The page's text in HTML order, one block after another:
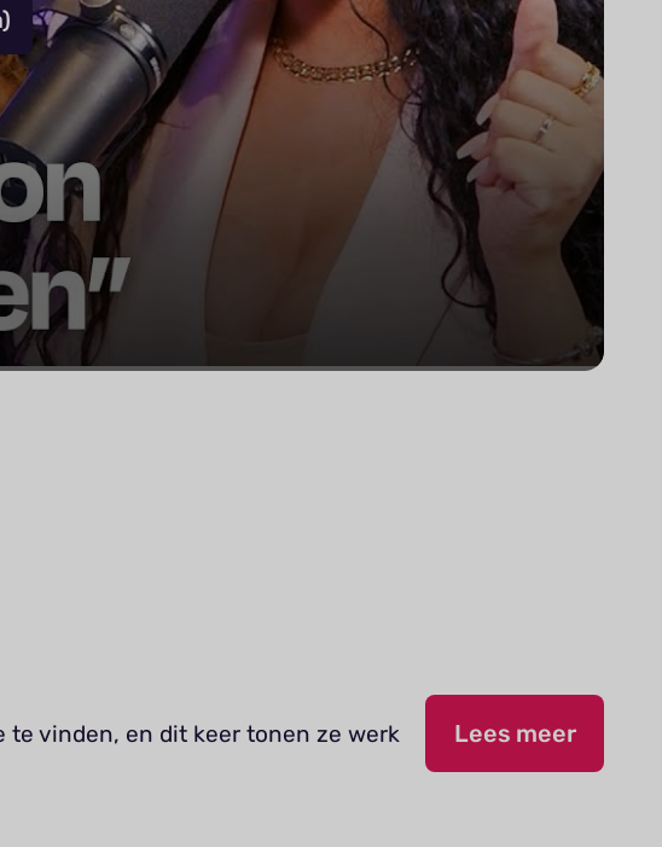
te vinden, en dit keer tonen ze werk
Lees meer